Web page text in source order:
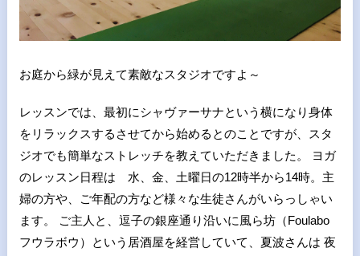
お庭から緑が見えて素敵なスタジオですよ～
レッスンでは、最初にシャヴァーサナという横になり身体
をリラックスするさせてから始めるとのことですが、スタ
ジオでも簡単なストレッチを教えていただきました。 ヨガ
のレッスン日程は 水、金、土曜日の12時半から14時。主
婦の方や、ご年配の方など様々な生徒さんがいらっしゃい
ます。 ご主人と、逗子の銀座通り沿いに風ら坊（Foulabo
フウラボウ）という居酒屋を経営していて、夏波さんは 夜